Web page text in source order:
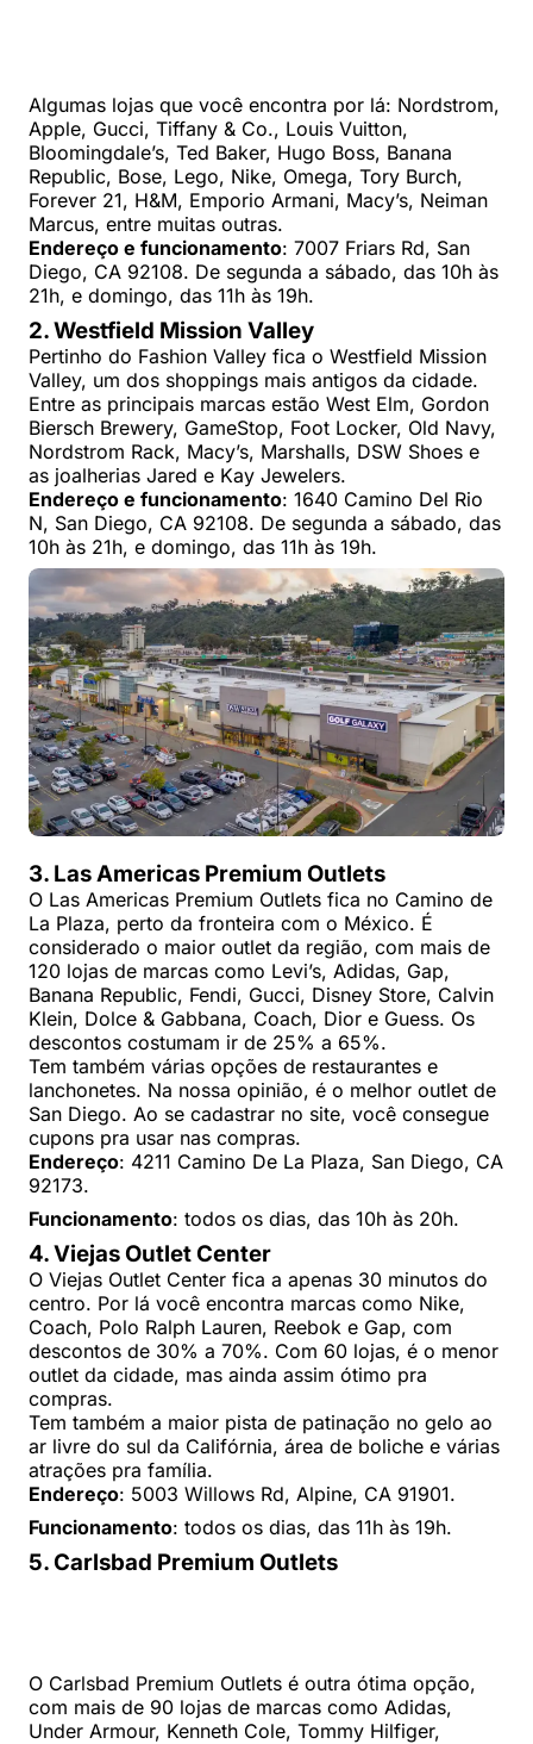
Algumas lojas que você encontra por lá: Nordstrom,
Apple, Gucci, Tiffany & Co., Louis Vuitton,
Bloomingdale’s, Ted Baker, Hugo Boss, Banana
Republic, Bose, Lego, Nike, Omega, Tory Burch,
Forever 21, H&M, Emporio Armani, Macy’s, Neiman
Marcus, entre muitas outras.
Endereço e funcionamento: 7007 Friars Rd, San
Diego, CA 92108. De segunda a sábado, das 10h às
21h, e domingo, das 11h às 19h.
2. Westfield Mission Valley
Pertinho do Fashion Valley fica o Westfield Mission
Valley, um dos shoppings mais antigos da cidade.
Entre as principais marcas estão West Elm, Gordon
Biersch Brewery, GameStop, Foot Locker, Old Navy,
Nordstrom Rack, Macy’s, Marshalls, DSW Shoes e
as joalherias Jared e Kay Jewelers.
Endereço e funcionamento: 1640 Camino Del Rio
N, San Diego, CA 92108. De segunda a sábado, das
10h às 21h, e domingo, das 11h às 19h.
3. Las Americas Premium Outlets
O Las Americas Premium Outlets fica no Camino de
La Plaza, perto da fronteira com o México. É
considerado o maior outlet da região, com mais de
120 lojas de marcas como Levi’s, Adidas, Gap,
Banana Republic, Fendi, Gucci, Disney Store, Calvin
Klein, Dolce & Gabbana, Coach, Dior e Guess. Os
descontos costumam ir de 25% a 65%.
Tem também várias opções de restaurantes e
lanchonetes. Na nossa opinião, é o melhor outlet de
San Diego. Ao se cadastrar no site, você consegue
cupons pra usar nas compras.
Endereço: 4211 Camino De La Plaza, San Diego, CA
92173.
Funcionamento: todos os dias, das 10h às 20h.
4. Viejas Outlet Center
O Viejas Outlet Center fica a apenas 30 minutos do
centro. Por lá você encontra marcas como Nike,
Coach, Polo Ralph Lauren, Reebok e Gap, com
descontos de 30% a 70%. Com 60 lojas, é o menor
outlet da cidade, mas ainda assim ótimo pra
compras.
Tem também a maior pista de patinação no gelo ao
ar livre do sul da Califórnia, área de boliche e várias
atrações pra família.
Endereço: 5003 Willows Rd, Alpine, CA 91901.
Funcionamento: todos os dias, das 11h às 19h.
5. Carlsbad Premium Outlets
O Carlsbad Premium Outlets é outra ótima opção,
com mais de 90 lojas de marcas como Adidas,
Under Armour, Kenneth Cole, Tommy Hilfiger,